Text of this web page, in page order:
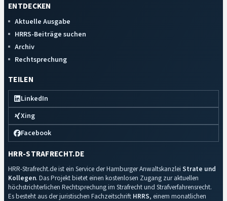
ENTDECKEN
Aktuelle Ausgabe
HRRS-Beiträge suchen
Archiv
Rechtsprechung
TEILEN
LinkedIn
Xing
Facebook
HRR-STRAFRECHT.DE
HRR-Strafrecht.de ist ein Service der Hamburger Anwaltskanzlei Strate und
Kollegen. Das Projekt bietet einen kostenlosen Zugang zur aktuellen
höchstrichterlichen Rechtsprechung im Strafrecht und Strafverfahrensrecht.
Es besteht aus der juristischen Fachzeitschrift HRRS, einem monatlichen